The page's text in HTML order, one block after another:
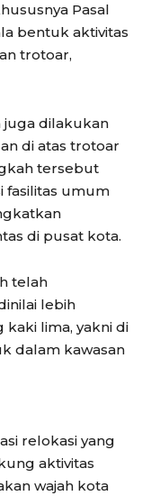
Pasal
bentuk aktivitas
trotoar,
juga dilakukan
di atas trotoar
tersebut
fasilitas umum
di pusat kota.
telah
lebih
lima, yakni di
dalam kawasan
relokasi yang
aktivitas
wajah kota